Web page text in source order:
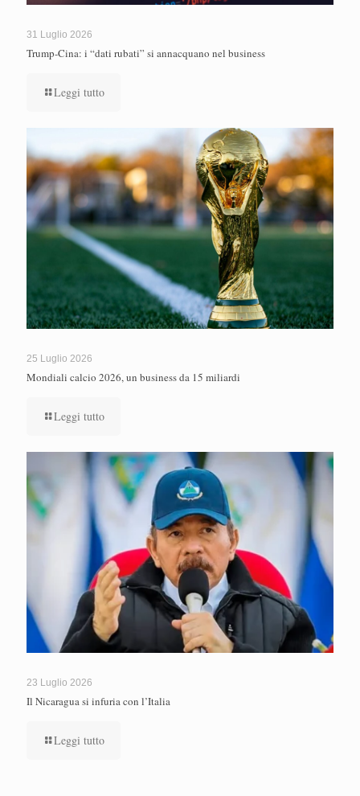
31 Luglio 2026
Trump-Cina: i “dati rubati” si annacquano nel business
Leggi tutto
25 Luglio 2026
Mondiali calcio 2026, un business da 15 miliardi
Leggi tutto
23 Luglio 2026
Il Nicaragua si infuria con l’Italia
Leggi tutto